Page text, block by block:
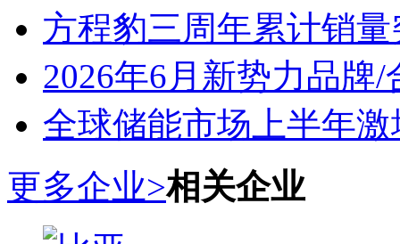
方程豹三周年累计销
2026年6月新势力品牌
全球储能市场上半年激
更多企业>相关企业